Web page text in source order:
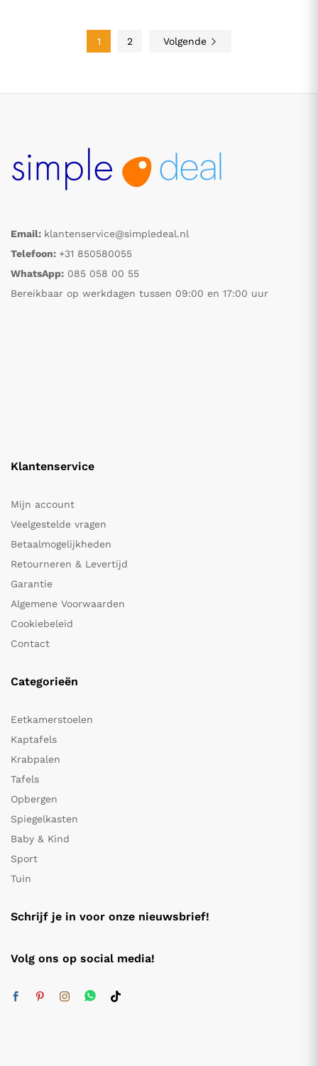
1 2 Volgende
Email: klantenservice@simpledeal.nl
Telefoon: +31 850580055
WhatsApp: 085 058 00 55
Bereikbaar op werkdagen tussen 09:00 en 17:00 uur
Klantenservice
Mijn account
Veelgestelde vragen
Betaalmogelijkheden
Retourneren & Levertijd
Garantie
Algemene Voorwaarden
Cookiebeleid
Contact
Categorieën
Eetkamerstoelen
Kaptafels
Krabpalen
Tafels
Opbergen
Spiegelkasten
Baby & Kind
Sport
Tuin
Schrijf je in voor onze nieuwsbrief!
Volg ons op social media!